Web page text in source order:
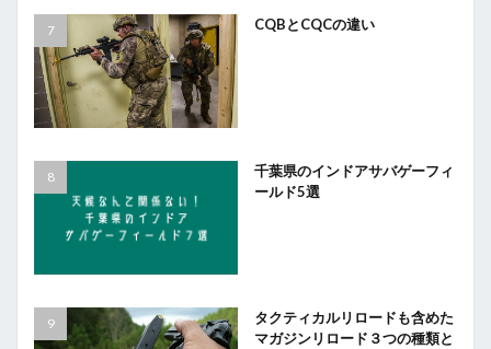
CQBとCQCの違い
千葉県のインドアサバゲーフィ
ールド5選
タクティカルリロードも含めた
マガジンリロード３つの種類と